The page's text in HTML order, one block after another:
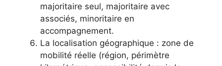
majoritaire seul, majoritaire avec
associés, minoritaire en
accompagnement.
La localisation géographique : zone de
mobilité réelle (région, périmètre